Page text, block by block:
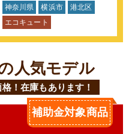
神奈川県 横浜市
港北区
エコキュート
人気モデル
！在庫もあります！
補助金対象商品